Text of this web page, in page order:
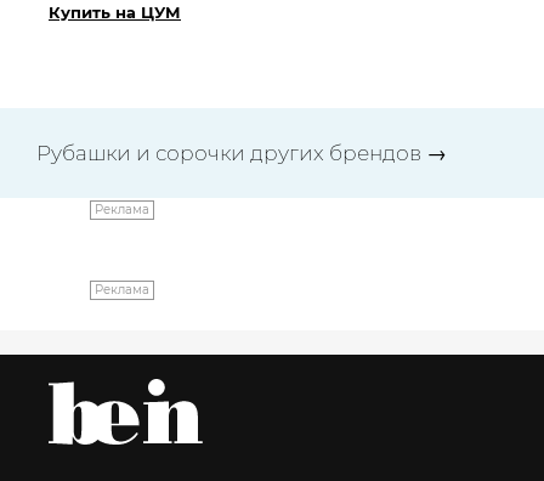
Купить на ЦУМ
Рубашки и сорочки других брендов →
Реклама
Реклама